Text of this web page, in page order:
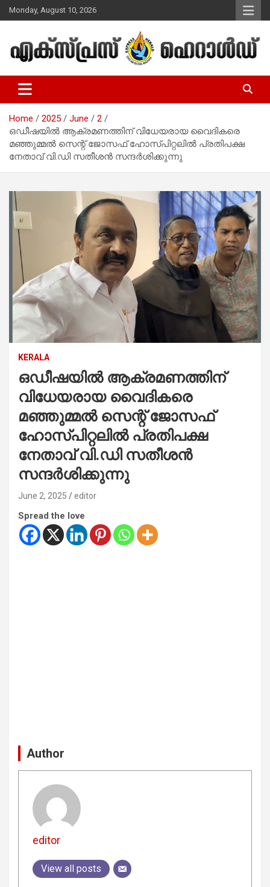
Skip
to
Monday, August 10, 2026
Express Herald – Malayalam
Christian News
Home 2025 June
2
ഒഡീഷയിൽ ആക്രമണത്തിന് വിധേയരായ വൈദികരെ
മഞ്ഞുമ്മൽ സെന്റ് ജോസഫ് ഹോസ്പിറ്റലിൽ പ്രതിപക്ഷ
നേതാവ് വി.ഡി സതീശന്‍ സന്ദർശിക്കുന്നു
KERALA
ഒഡീഷയിൽ ആക്രമണത്തിന്
വിധേയരായ വൈദികരെ
മഞ്ഞുമ്മൽ സെന്റ് ജോസഫ്
ഹോസ്പിറ്റലിൽ പ്രതിപക്ഷ
നേതാവ് വി.ഡി സതീശന്‍
സന്ദർശിക്കുന്നു
June 2, 2025 editor
Spread the love
Author
editor
View all posts